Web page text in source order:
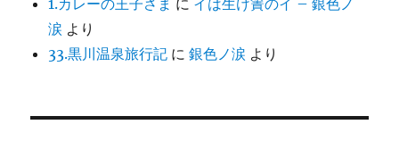
涙 より
33.黒川温泉旅行記 に銀色ノ涙 より